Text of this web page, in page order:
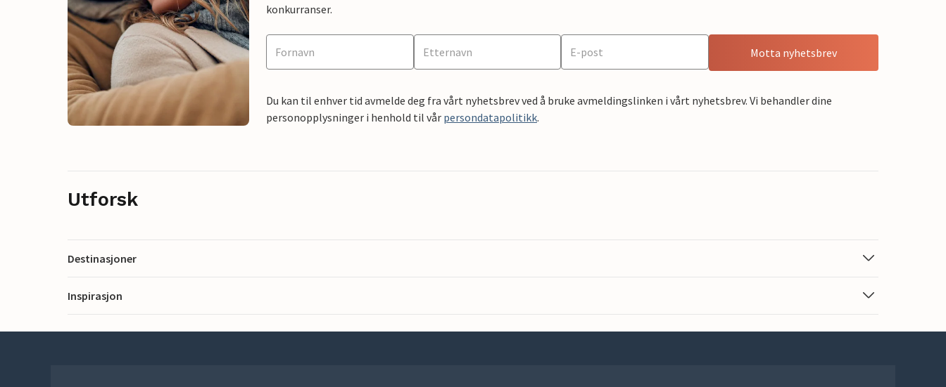
konkurranser.
Motta nyhetsbrev
Du kan til enhver tid avmelde deg fra vårt nyhetsbrev ved å bruke avmeldingslinken i vårt nyhetsbrev. Vi behandler dine
personopplysninger i henhold til vår persondatapolitikk.
Utforsk
Destinasjoner
Inspirasjon